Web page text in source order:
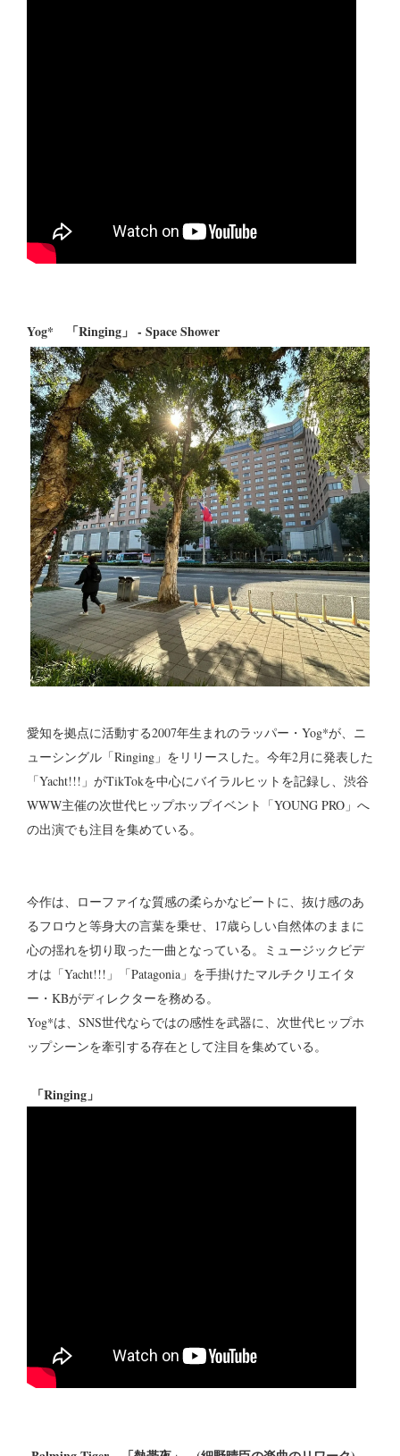
Yog* 「Ringing」 - Space Shower
愛知を拠点に活動する2007年生まれのラッパー・Yog*が、ニ
ューシングル「Ringing」をリリースした。今年2月に発表した
「Yacht!!!」がTikTokを中心にバイラルヒットを記録し、渋谷
WWW主催の次世代ヒップホップイベント「YOUNG PRO」へ
の出演でも注目を集めている。
今作は、ローファイな質感の柔らかなビートに、抜け感のあ
るフロウと等身大の言葉を乗せ、17歳らしい自然体のままに
心の揺れを切り取った一曲となっている。ミュージックビデ
オは「Yacht!!!」「Patagonia」を手掛けたマルチクリエイタ
ー・KBがディレクターを務める。
Yog*は、SNS世代ならではの感性を武器に、次世代ヒップホ
ップシーンを牽引する存在として注目を集めている。
「Ringing」